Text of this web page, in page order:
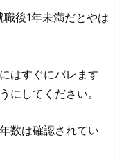
後1年未満だとやは
はすぐにバレます
にしてください。
数は確認されてい